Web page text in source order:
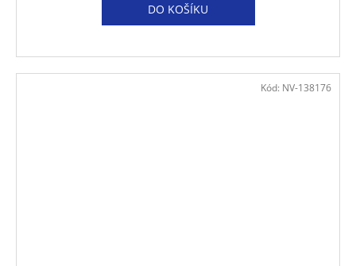
DO KOŠÍKU
Kód: NV-138176